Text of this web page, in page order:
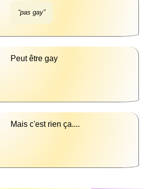
“pas gay”
Peut être gay
Mais c'est rien ça....